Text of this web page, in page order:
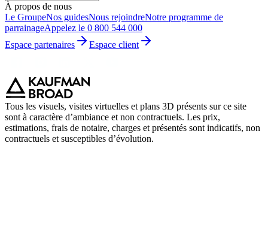
À propos de nous
Le GroupeNos guidesNous rejoindreNotre programme de
parrainageAppelez le 0 800 544 000
Espace partenaires
Espace client
Tous les visuels, visites virtuelles et plans 3D présents sur ce site
sont à caractère d’ambiance et non contractuels. Les prix,
estimations, frais de notaire, charges et présentés sont indicatifs, non
contractuels et susceptibles d’évolution.